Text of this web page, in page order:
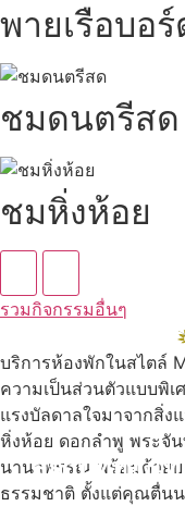
พายเรือบอร์
ชมดนตรีสด
ชมหิ่งห้อย
รวมกิจกรรมอื่นๆ
บริการห้องพักในสไตล์
ความเป็นส่วนตัวแบบพิเ
แรงบัลดาลใจมาจากสิ่
หิ่งห้อย ดอกลำพู พระจั
นานาพรรณ พร้อมด้วย
ธรรมชาติ ตั้งแต่คุณตื่น
สถานที่ท่องเ